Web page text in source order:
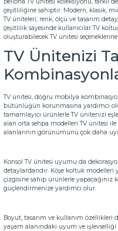
çeşitliliğine sahiptir. Modern, klasik,
TV üniteleri; renk, ölçü ve tasarım
çeşitlilik sayesinde kullanıcılarTV
oluşturabilecek TV ünitesi
TV Ünitenizi
TV ünitesi, doğru mobilya
bütünlüğün korunmasına yardımcı
tamamlayıcı ürünlerle TV ünitenizi
alan orta sehpa modelleri TV ünitesi
alanlarının görünümünü çok daha
Konsol TV ünitesi uyumu da
detaylardandır. Köşe koltuk modelleri
çizgisine sahip ürünlerle
güçlendirmenize yardımcı olur.
Boyut, tasarım ve kullanım
yaşam alanındaki uyum ve